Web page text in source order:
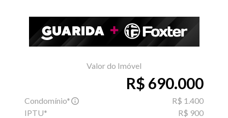
Valor do Imóvel
R$ 690.000
Condomínio*
R$ 1.400
IPTU*
R$ 900